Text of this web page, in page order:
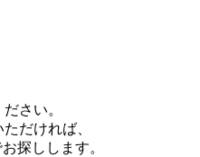
さい。
だければ、
探しします。